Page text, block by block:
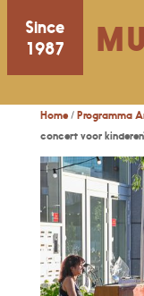
Since
1987
Home/ Programma
concert voor